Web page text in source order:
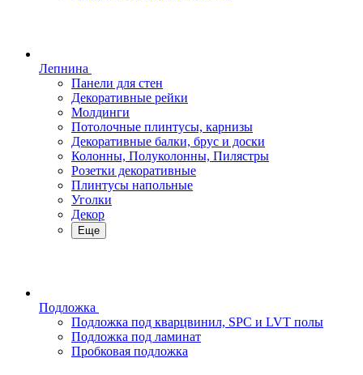
Лепнина
Панели для стен
Декоративные рейки
Молдинги
Потолочные плинтусы, карнизы
Декоративные балки, брус и доски
Колонны, Полуколонны, Пилястры
Розетки декоративные
Плинтусы напольные
Уголки
Декор
Еще
Подложка
Подложка под кварцвинил, SPC и LVT полы
Подложка под ламинат
Пробковая подложка